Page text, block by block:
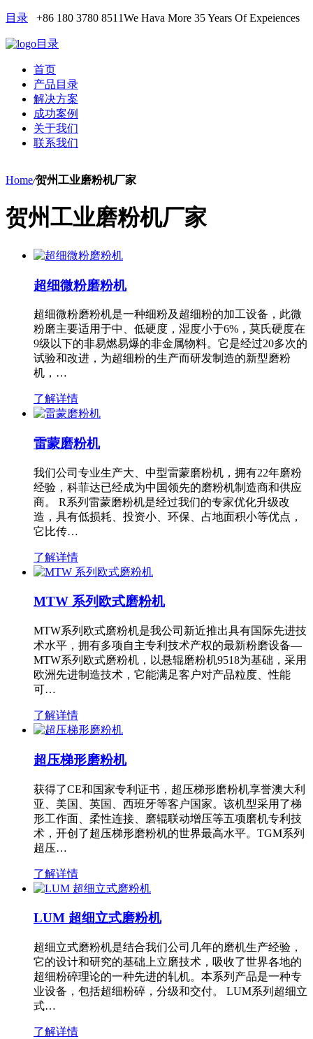
目录 +86 180 3780 8511We Hava More 35 Years Of Expeiences
目录
首页
产品目录
解决方案
成功案例
关于我们
联系我们
Home/贺州工业磨粉机厂家
贺州工业磨粉机厂家
超细微粉磨粉机
超细微粉磨粉机是一种细粉及超细粉的加工设备，此微
粉磨主要适用于中、低硬度，湿度小于6%，莫氏硬度在
9级以下的非易燃易爆的非金属物料。它是经过20多次的
试验和改进，为超细粉的生产而研发制造的新型磨粉
机，…
了解详情
雷蒙磨粉机
我们公司专业生产大、中型雷蒙磨粉机，拥有22年磨粉
经验，科菲达已经成为中国领先的磨粉机制造商和供应
商。 R系列雷蒙磨粉机是经过我们的专家优化升级改
造，具有低损耗、投资小、环保、占地面积小等优点，
它比传…
了解详情
MTW 系列欧式磨粉机
MTW系列欧式磨粉机是我公司新近推出具有国际先进技
术水平，拥有多项自主专利技术产权的最新粉磨设备—
MTW系列欧式磨粉机，以悬辊磨粉机9518为基础，采用
欧洲先进制造技术，它能满足客户对产品粒度、性能
可…
了解详情
超压梯形磨粉机
获得了CE和国家专利证书，超压梯形磨粉机享誉澳大利
亚、美国、英国、西班牙等客户国家。该机型采用了梯
形工作面、柔性连接、磨辊联动增压等五项磨机专利技
术，开创了超压梯形磨粉机的世界最高水平。TGM系列
超压…
了解详情
LUM 超细立式磨粉机
超细立式磨粉机是结合我们公司几年的磨机生产经验，
它的设计和研究的基础上立磨技术，吸收了世界各地的
超细粉碎理论的一种先进的轧机。本系列产品是一种专
业设备，包括超细粉碎，分级和交付。 LUM系列超细立
式…
了解详情